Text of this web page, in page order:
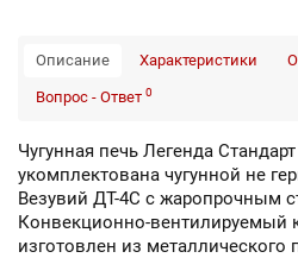
Описание Характеристики
Вопрос - Ответ 0
Чугунная печь Легенда
укомплектована чугунной не
Везувий ДТ-4С с жаропрочным
Конвекционно-вентилируемый
изготовлен из